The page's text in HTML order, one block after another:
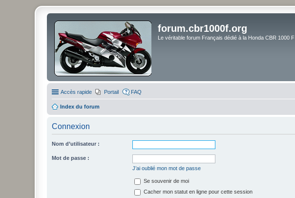
forum.cbr1000f.org
Le véritable forum Français dédié à la Honda CBR 1000 F
Accès rapide Portail FAQ
Index du forum
Connexion
Nom d’utilisateur :
Mot de passe :
J’ai oublié mon mot de passe
Se souvenir de moi
Cacher mon statut en ligne pour cette session